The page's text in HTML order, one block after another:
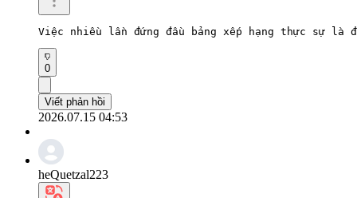
Việc nhiều lần đứng đầu bảng xếp hạng thực sự là
0
Viết phản hồi
2026.07.15 04:53
heQuetzal223